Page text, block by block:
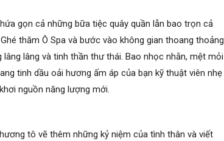
gọn cả những bữa tiệc quây quần lẫn bao trọn cả
thăm Ô Spa và bước vào không gian thoang thoảng
lâng và tinh thần thư thái. Bao nhọc nhằn, mệt mỏi
tinh dầu oải hương ấm áp của bạn kỹ thuật viên nhẹ
nguồn năng lượng mới.
tô vẽ thêm những kỷ niệm của tình thân và viết